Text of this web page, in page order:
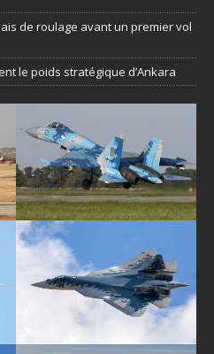
de roulage avant un premier vol
le poids stratégique d’Ankara